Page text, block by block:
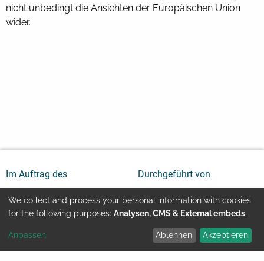
nicht unbedingt die Ansichten der Europäischen Union
wider.
Im Auftrag des Durchgeführt von
Impressum
Use
of
We collect and process your personal information with cookies
for the following purposes: Analysen, CMS & External embeds.
Anpassen Ablehnen Akzeptieren